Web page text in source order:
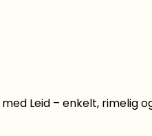
Leid – enkelt,